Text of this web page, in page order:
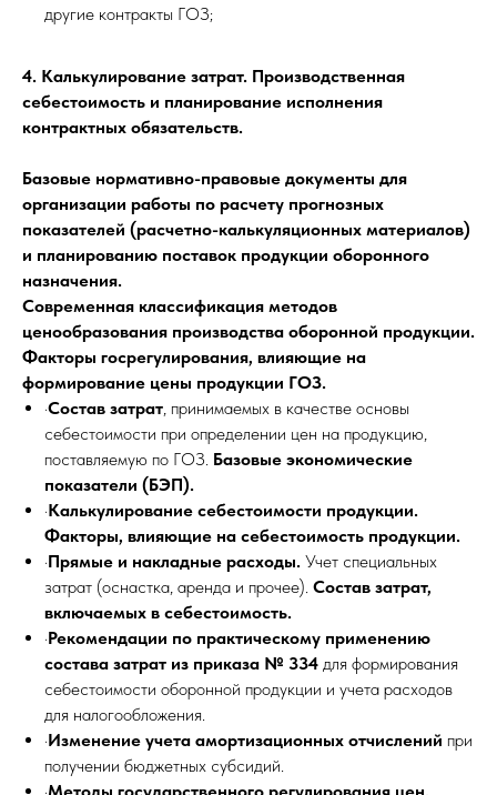
другие контракты ГОЗ;
4. Калькулирование затрат. Производственная
себестоимость и планирование исполнения
контрактных обязательств.
Базовые нормативно-правовые документы для
организации работы по расчету прогнозных
показателей (расчетно-калькуляционных материалов)
и планированию поставок продукции оборонного
назначения.
Современная классификация методов
ценообразования производства оборонной продукции.
Факторы госрегулирования, влияющие на
формирование цены продукции ГОЗ.
·Состав затрат, принимаемых в качестве основы
себестоимости при определении цен на продукцию,
поставляемую по ГОЗ. Базовые экономические
показатели (БЭП).
·Калькулирование себестоимости продукции.
Факторы, влияющие на себестоимость продукции.
·Прямые и накладные расходы. Учет специальных
затрат (оснастка, аренда и прочее). Состав затрат,
включаемых в себестоимость.
·Рекомендации по практическому применению
состава затрат из приказа № 334 для формирования
себестоимости оборонной продукции и учета расходов
для налогообложения.
·Изменение учета амортизационных отчислений при
получении бюджетных субсидий.